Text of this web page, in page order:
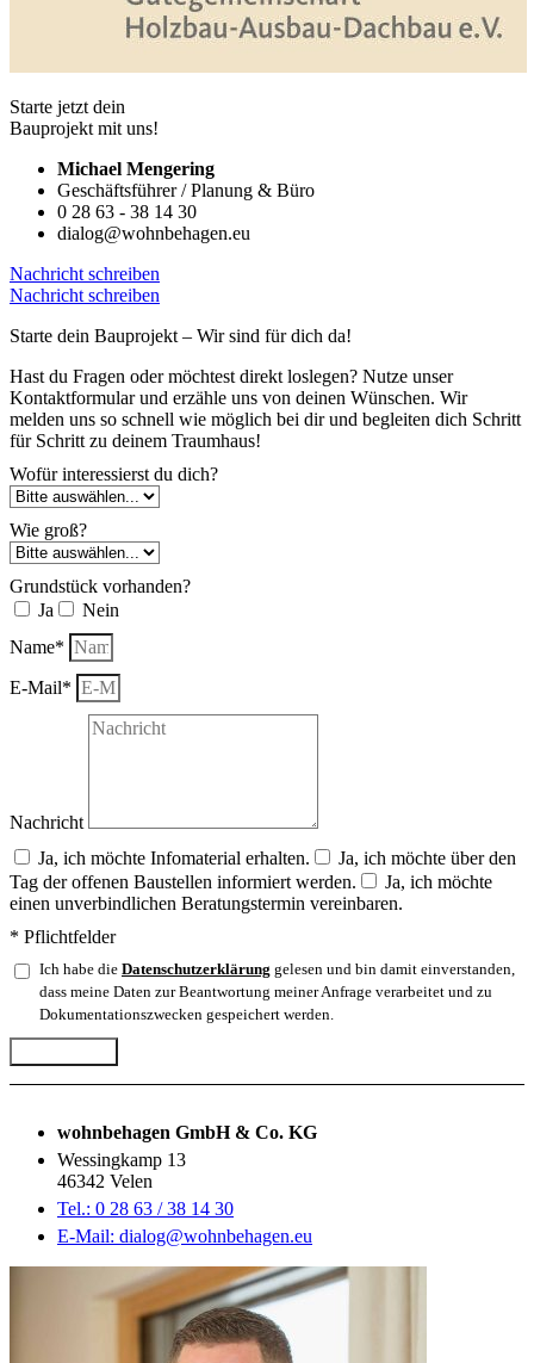
Starte jetzt dein
Bauprojekt mit uns!
Michael Mengering
Geschäftsführer / Planung & Büro
0 28 63 - 38 14 30
dialog@wohnbehagen.eu
Nachricht schreiben
Nachricht schreiben
Starte dein Bauprojekt – Wir sind für dich da!
Hast du Fragen oder möchtest direkt loslegen? Nutze unser
Kontaktformular und erzähle uns von deinen Wünschen. Wir
melden uns so schnell wie möglich bei dir und begleiten dich Schritt
für Schritt zu deinem Traumhaus!
Wofür interessierst du dich?
Wie groß?
Grundstück vorhanden?
Ja
Nein
Name*
E-Mail*
Nachricht
Ja, ich möchte Infomaterial erhalten.
Ja, ich möchte über den
Tag der offenen Baustellen informiert werden.
Ja, ich möchte
einen unverbindlichen Beratungstermin vereinbaren.
* Pflichtfelder
Ich habe die Datenschutzerklärung gelesen und bin damit einverstanden,
dass meine Daten zur Beantwortung meiner Anfrage verarbeitet und zu
Dokumentationszwecken gespeichert werden.
wohnbehagen GmbH & Co. KG
Wessingkamp 13
46342 Velen
Tel.: 0 28 63 / 38 14 30
E-Mail: dialog@wohnbehagen.eu